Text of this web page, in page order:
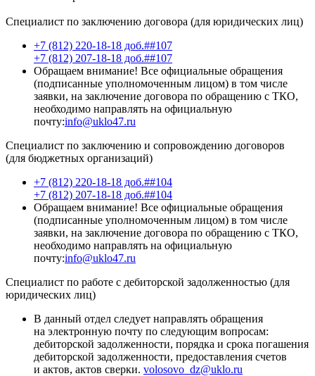
Специалист по заключению договора (для юридических лиц)
+7 (812) 220-18-18 доб.##107
+7 (812) 207-18-18 доб.##107
Обращаем внимание! Все официальные обращения
(подписанные уполномоченным лицом) в том числе
заявки, на заключение договора по обращению с ТКО,
необходимо направлять на официальную
почту:info@uklo47.ru
Специалист по заключению и сопровождению договоров
(для бюджетных организаций)
+7 (812) 220-18-18 доб.##104
+7 (812) 207-18-18 доб.##104
Обращаем внимание! Все официальные обращения
(подписанные уполномоченным лицом) в том числе
заявки, на заключение договора по обращению с ТКО,
необходимо направлять на официальную
почту:info@uklo47.ru
Специалист по работе с дебиторской задолженностью (для
юридических лиц)
В данный отдел следует направлять обращения
на электронную почту по следующим вопросам:
дебиторской задолженности, порядка и срока погашения
дебиторской задолженности, предоставления счетов
и актов, актов сверки. volosovo_dz@uklo.ru